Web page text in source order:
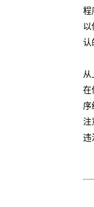
程
以
认
在
序
注
违